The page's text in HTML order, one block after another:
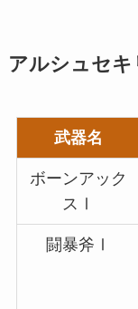
アルシュセキ
武器名
ボーンアック
スⅠ
闘暴斧Ⅰ